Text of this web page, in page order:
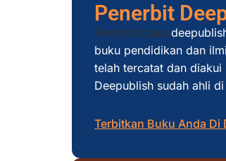
Penerbit
Penerbit buku
buku pendidikan dan
telah tercatat dan
Deepublish sudah ahli
Terbitkan Buku Anda Di